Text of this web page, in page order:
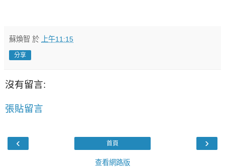
蘇煥智 於 上午11:15
分享
沒有留言:
張貼留言
‹ ›
首頁
查看網路版